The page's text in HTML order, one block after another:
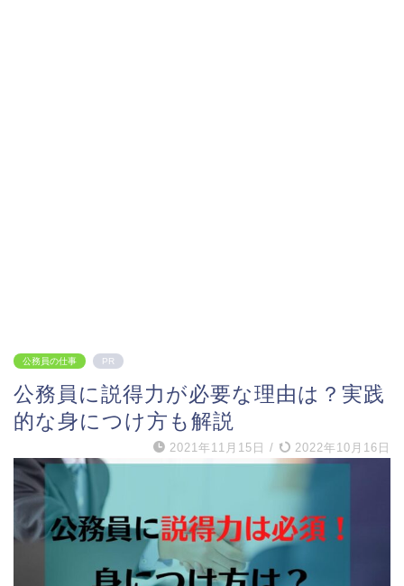
公務員の仕事 PR
公務員に説得力が必要な理由は？実践
的な身につけ方も解説
2021年11月15日 / 2022年10月16日